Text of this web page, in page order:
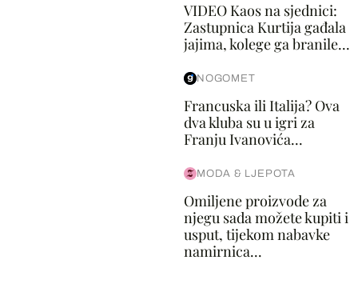
VIDEO Kaos na sjednici:
Zastupnica Kurtija gađala
jajima, kolege ga branile...
NOGOMET
Francuska ili Italija? Ova
dva kluba su u igri za
Franju Ivanovića...
MODA & LJEPOTA
Omiljene proizvode za
njegu sada možete kupiti i
usput, tijekom nabavke
namirnica...